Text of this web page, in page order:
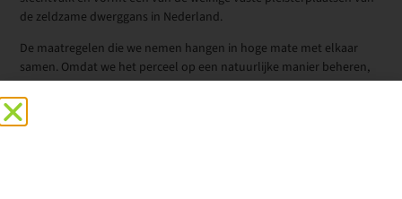
de zeldzame dwerggans in Nederland.
De maatregelen die we nemen hangen in hoge mate met elkaar
samen. Omdat we het perceel op een natuurlijke manier beheren,
zal zich hier na verloop van tijd een kruidenrijk grasland gaan
ontwikkelen. We hanteren samen met de pachter mozaïekbeheer.
Dat houdt in dat we binnen het perceel per deelgebied bekijken